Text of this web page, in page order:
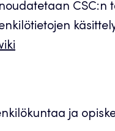
CSC:n
ja